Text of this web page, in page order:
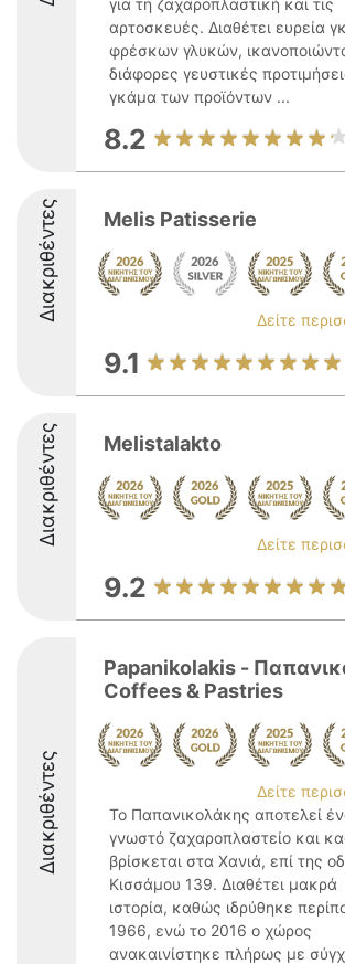
για τη ζαχαροπλαστική και τις
αρτοσκευές. Διαθέτει ευρεία
φρέσκων γλυκών,
διάφορες γευστικές
γκάμα των προϊόντων ...
8.2
Διακριθέντες Melis Patisserie
Δείτε
9.1
Διακριθέντες Melistalakto
Δείτε
9.2
Διακριθέντες
Papanikolakis -
Coffees & Pastries
Δείτε
Το Παπανικολάκης αποτελεί
γνωστό ζαχαροπλαστείο και
βρίσκεται στα Χανιά, επί της
Κισσάμου 139. Διαθέτει μακρά
ιστορία, καθώς ιδρύθηκε
1966, ενώ το 2016 ο χώρος
ανακαινίστηκε πλήρως με